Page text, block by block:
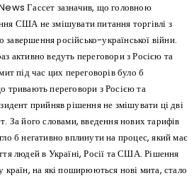
Гассет зазначив, що головною
США не змішувати питання торгівлі з
російсько-української війни.
активно ведуть переговори з Росією та
під час цих переговорів було б
тривають переговори з Росією та
прийняв рішення не змішувати ці дві
За його словами, введення нових тарифів
б негативно вплинути на процес, який має
людей в Україні, Росії та США. Рішення
на які поширюються нові мита, стало